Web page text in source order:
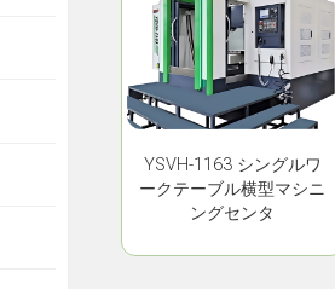
YSVH-1163 シングルワ
ークテーブル横型マシニ
ングセンタ